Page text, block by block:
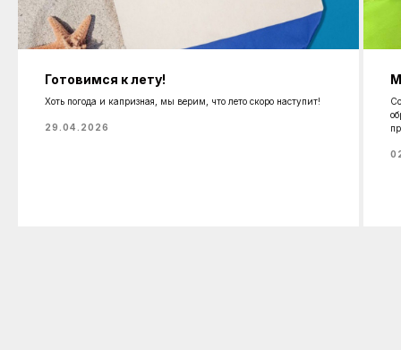
Готовимся к лету!
Хоть погода и капризная, мы верим, что лето скоро наступит!
29.04.2026